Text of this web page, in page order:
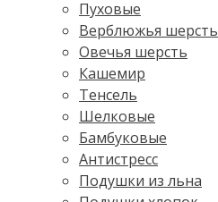
Пуховые
Верблюжья шерсть
Овечья шерсть
Кашемир
Тенсель
Шелковые
Бамбуковые
Антистресс
Подушки из льна